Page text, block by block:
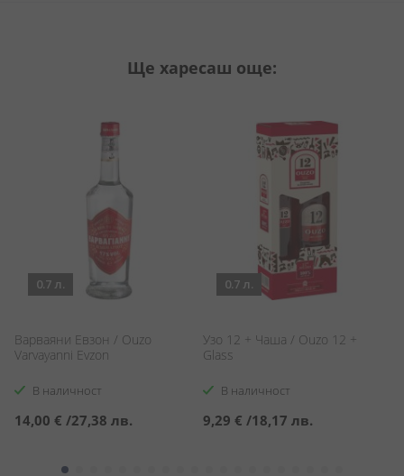
Ще харесаш още:
0.7 л.
Варваяни Евзон / Ouzo
Varvayanni Evzon
В наличност
14,00 € /27,38 лв.
0.7 л.
Узо 12 + Чаша / Ouzo 12 +
Glass
В наличност
9,29 € /18,17 лв.